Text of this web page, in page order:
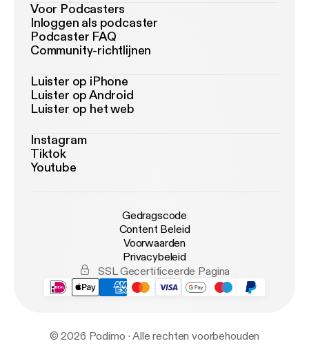
Voor Podcasters
Inloggen als podcaster
Podcaster FAQ
Community-richtlijnen
Luister op iPhone
Luister op Android
Luister op het web
Instagram
Tiktok
Youtube
Gedragscode
Content Beleid
Voorwaarden
Privacybeleid
SSL Gecertificeerde Pagina
© 2026 Podimo · Alle rechten voorbehouden